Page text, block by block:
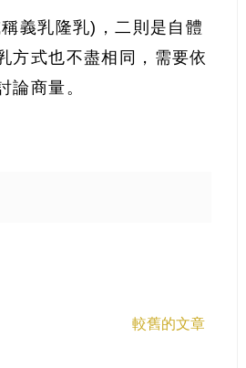
義乳隆乳)，二則是自體
方式也不盡相同，需要依
論商量。
較舊的文章